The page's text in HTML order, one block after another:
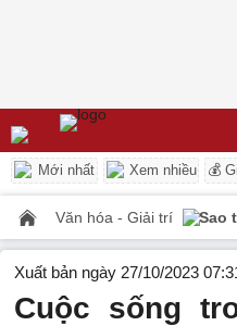
Mới nhất Xem nhiều 💰
Văn hóa - Giải trí Sao
Xuất bản ngày 27/10/2023
Cuộc sống